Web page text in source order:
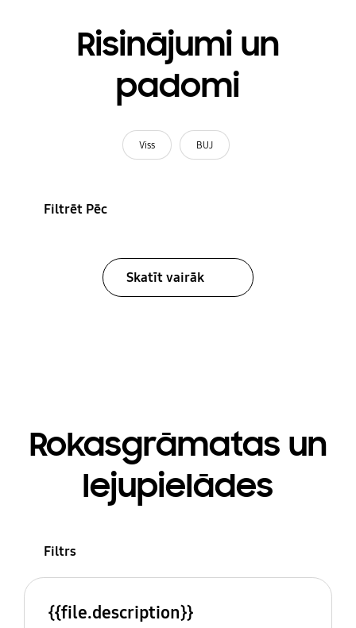
Risinājumi un
padomi
Viss BUJ
Filtrēt Pēc
Skatīt vairāk
Rokasgrāmatas un
lejupielādes
Filtrs
{{file.description}}